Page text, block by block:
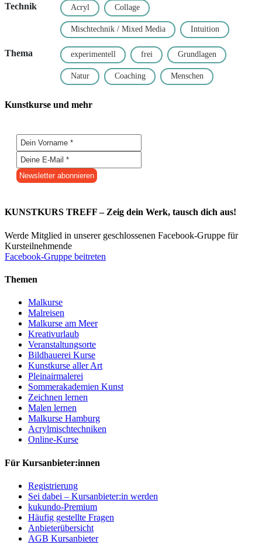
Technik Acryl Collage
Mischtechnik / Mixed Media Intuition
Thema experimentell frei Grundlagen
Natur Coaching Menschen
Kunstkurse und mehr
KUNSTKURS TREFF – Zeig dein Werk, tausch dich aus!
Werde Mitglied in unserer geschlossenen Facebook-Gruppe für
Kursteilnehmende
Facebook-Gruppe beitreten
Themen
Malkurse
Malreisen
Malkurse am Meer
Kreativurlaub
Veranstaltungsorte
Bildhauerei Kurse
Kunstkurse aller Art
Pleinairmalerei
Sommerakademien Kunst
Zeichnen lernen
Malen lernen
Malkurse Hamburg
Acrylmischtechniken
Online-Kurse
Für Kursanbieter:innen
Registrierung
Sei dabei – Kursanbieter:in werden
kukundo-Premium
Häufig gestellte Fragen
Anbieterübersicht
AGB Kursanbieter